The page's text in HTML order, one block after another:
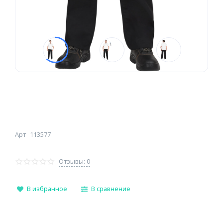
Арт 113577
Отзывы: 0
В избранное В сравнение